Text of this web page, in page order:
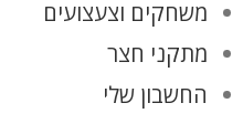
משחקים וצעצועים
מתקני חצר
החשבון שלי